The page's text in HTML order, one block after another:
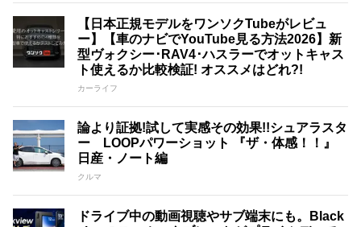
【日本正規モデルをワンソクTubeがレビュ
ー】【車のナビでYouTube見る方法2026】新
型ヴォクシー･RAV4･ハスラーでオットキャス
ト使えるか比較検証! オススメはどれ?!
カーライフ
論より証拠!試して実感その効果!!シュアラスタ
ー LOOPパワーショット 『ザ・体感！！』
日産・ノート編
クルマ
ドライブ中の動画視聴やサブ端末にも。Black